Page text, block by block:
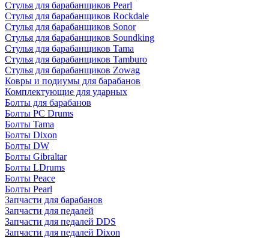
Стулья для барабанщиков Pearl
Стулья для барабанщиков Rockdale
Стулья для барабанщиков Sonor
Стулья для барабанщиков Soundking
Стулья для барабанщиков Tama
Стулья для барабанщиков Tamburo
Стулья для барабанщиков Zowag
Ковры и подиумы для барабанов
Комплектующие для ударных
Болты для барабанов
Болты PC Drums
Болты Tama
Болты Dixon
Болты DW
Болты Gibraltar
Болты LDrums
Болты Peace
Болты Pearl
Запчасти для барабанов
Запчасти для педалей
Запчасти для педалей DDS
Запчасти для педалей Dixon